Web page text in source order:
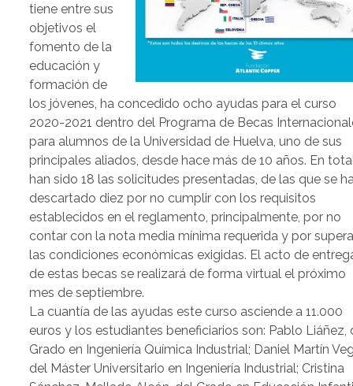
tiene entre sus
objetivos el
fomento de la
educación y
formación de
los jóvenes, ha concedido ocho ayudas para el curso
2020-2021 dentro del Programa de Becas
para alumnos de la Universidad de Huelva, uno de sus
principales aliados, desde hace más de 10 años. En
han sido 18 las solicitudes presentadas, de las que se
descartado diez por no cumplir con los requisitos
establecidos en el reglamento, principalmente, por no
contar con la nota media mínima requerida y por
las condiciones económicas exigidas. El acto de
de estas becas se realizará de forma virtual el próximo
mes de septiembre.
La cuantía de las ayudas este curso asciende a 11.000
euros y los estudiantes beneficiarios son: Pablo Liáñez,
Grado en Ingeniería Química Industrial; Daniel Martín
del Máster Universitario en Ingeniería Industrial; Cristina